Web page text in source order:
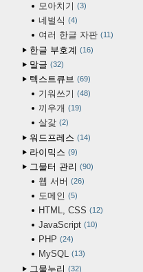
모아치기 3
네벌식 4
여러 한글 자판 11
한글 부호계 16
말글 32
텍스트큐브 69
기워쓰기 48
끼우개 19
살갗 2
워드프레스 14
라이믹스 9
그물터 관리 90
웹 서버 26
도메인 5
HTML, CSS 12
JavaScript 10
PHP 24
MySQL 13
그물누리 32